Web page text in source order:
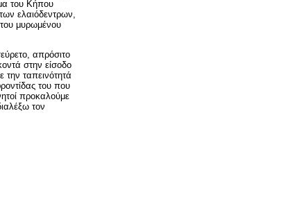
του Κήπου
ελαιόδεντρων,
μυρωμένου
απρόσιτο
στην είσοδο
την ταπεινότητά
του που
προκαλούμε
τον